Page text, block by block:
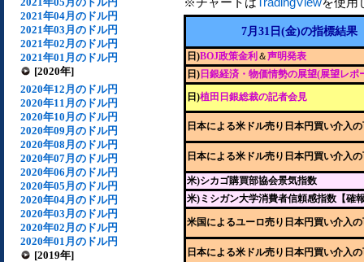
2021年04月のドル円
2021年03月のドル円
2021年02月のドル円
2021年01月のドル円
[2020年]
2020年12月のドル円
2020年11月のドル円
2020年10月のドル円
2020年09月のドル円
2020年08月のドル円
2020年07月のドル円
2020年06月のドル円
2020年05月のドル円
2020年04月のドル円
2020年03月のドル円
2020年02月のドル円
2020年01月のドル円
[2019年]
7月31日(金)の指標結果
日)BOJ政策金利 ＆声明発表
日) 日銀経済・物価情勢の展望(展望レポ
日)植田日銀総裁の記者会見
日本による米ドル売り日本円買い介入
日本による米ドル売り日本円買い介入
米)シカゴ購買部協会景気指数
米)ミシガン大学消費者信頼感指数【確
米国によるユーロ売り日本円買い介入
日本による米ドル売り日本円買い介入